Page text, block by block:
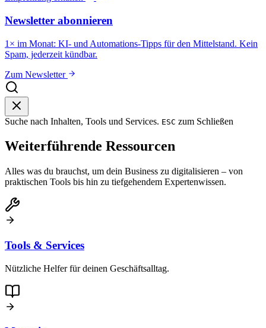
Newsletter abonnieren
1× im Monat: KI- und Automations-Tipps für den Mittelstand. Kein
Spam, jederzeit kündbar.
Zum Newsletter
Suche nach Inhalten, Tools und Services. ESC zum Schließen
Weiterführende Ressourcen
Alles was du brauchst, um dein Business zu digitalisieren – von
praktischen Tools bis hin zu tiefgehendem Expertenwissen.
Tools & Services
Nützliche Helfer für deinen Geschäftsalltag.